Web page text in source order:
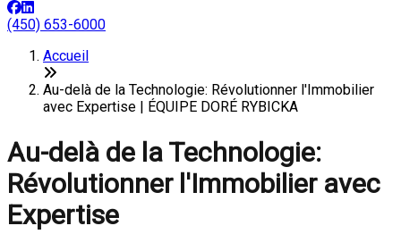
(450) 653-6000
Accueil
Au-delà de la Technologie: Révolutionner l'Immobilier
avec Expertise | ÉQUIPE DORÉ RYBICKA
Au-delà de la Technologie:
Révolutionner l'Immobilier avec
Expertise